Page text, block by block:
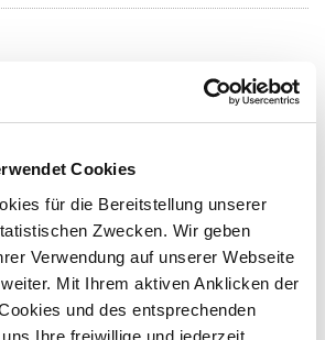
Cookies
für die Bereitstellung unserer
Zwecken. Wir geben
Verwendung auf unserer Webseite
Mit Ihrem aktiven Anklicken der
und des entsprechenden
Ihre freiwillige und jederzeit
7, 45133 Essen
für medizinische Fort- und